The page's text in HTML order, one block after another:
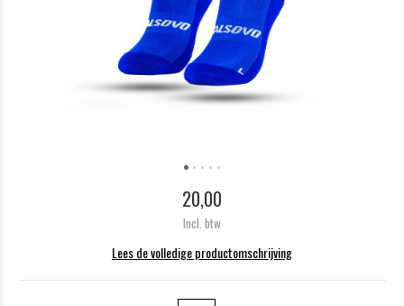
20,00
Incl. btw
Lees de volledige productomschrijving